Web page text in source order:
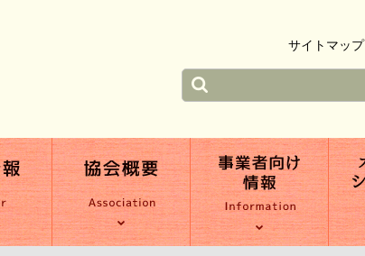
サイトマップ